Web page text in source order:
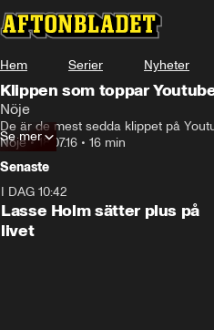
Hem Serier Nyheter
Klippen som toppar
Nöje
De är de mest sedda klippet på
Nöje•18.07.16 • 16 min
Se mer
Senaste
I DAG 10:42
Lasse Holm sätter plus på
livet